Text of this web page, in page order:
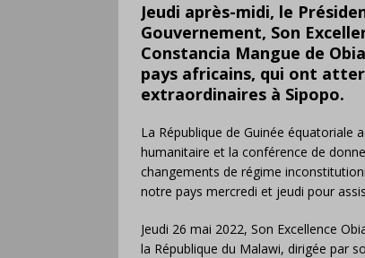
Jeudi après-midi, le
Gouvernement, Son
Constancia Mangue de
pays africains, qui ont
extraordinaires à Sipopo.
La République de Guinée équatoriale
humanitaire et la conférence de
changements de régime
notre pays mercredi et jeudi pour
Jeudi 26 mai 2022, Son Excellence
la République du Malawi, dirigée par